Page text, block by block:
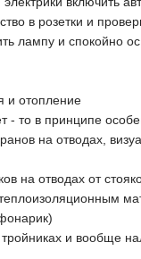
в розетки и
лампу и спокойно
и отопление
- то в принципе
на отводах,
на отводах от
и вообще